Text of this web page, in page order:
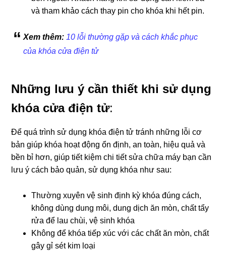
và tham khảo cách thay pin cho khóa khi hết pin.
Xem thêm: 10 lỗi thường gặp và cách khắc phục
của khóa cửa điện tử
Những lưu ý cần thiết khi sử dụng
khóa cửa điện tử:
Để quá trình sử dụng khóa điện tử tránh những lỗi cơ
bản giúp khóa hoạt động ổn định, an toàn, hiệu quả và
bền bỉ hơn, giúp tiết kiệm chi tiết sửa chữa máy bạn cần
lưu ý cách bảo quản, sử dụng khóa như sau:
Thường xuyên vệ sinh định kỳ khóa đúng cách,
không dùng dung môi, dung dịch ăn mòn, chất tẩy
rửa để lau chùi, vệ sinh khóa
Không để khóa tiếp xúc với các chất ăn mòn, chất
gây gỉ sét kim loại